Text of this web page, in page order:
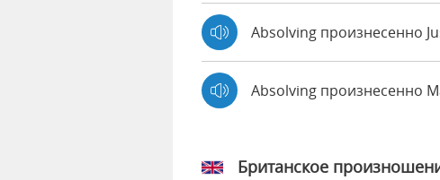
Absolving произнесенно
Absolving произнесенно
Британское